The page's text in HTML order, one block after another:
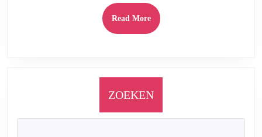
Read MoreRead
More
ZOEKEN